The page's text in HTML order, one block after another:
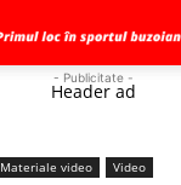
- Publicitate -
Header ad
Materiale video Video